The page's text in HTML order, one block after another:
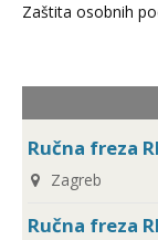
Zaštita osobnih
Ručna freza
Zagreb
Ručna freza